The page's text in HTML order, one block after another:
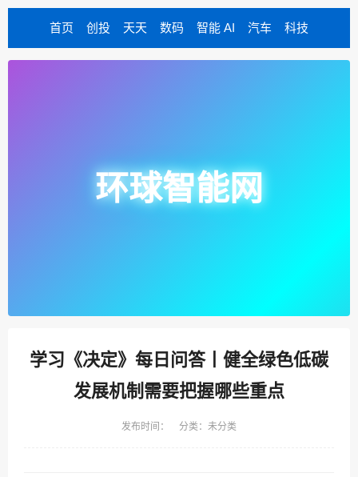
首页 创投 天天 数码 智能 AI 汽车 科技
环球智能网
学习《决定》每日问答丨健全绿色低碳
发展机制需要把握哪些重点
发布时间： 分类：未分类